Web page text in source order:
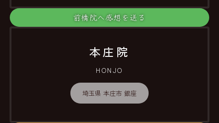
前橋院へ感想を送る
本庄院
HONJO
埼玉県 本庄市 銀座